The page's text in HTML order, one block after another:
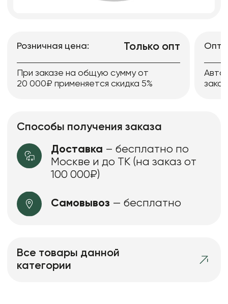
Розничная цена: Только опт
При заказе на общую сумму от
20 000₽ применяется скидка 5%
Способы получения заказа
Доставка – бесплатно по
Москве и до ТК (на заказ от
100 000₽)
Самовывоз — бесплатно
Все товары данной
категории